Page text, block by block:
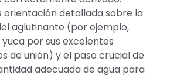
orientación detallada sobre la
aglutinante (por ejemplo,
por sus excelentes
de unión) y el paso crucial de
adecuada de agua para